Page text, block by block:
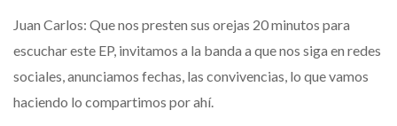
Juan Carlos: Que nos presten sus orejas 20 minutos para
escuchar este EP, invitamos a la banda a que nos siga en redes
sociales, anunciamos fechas, las convivencias, lo que vamos
haciendo lo compartimos por ahí.